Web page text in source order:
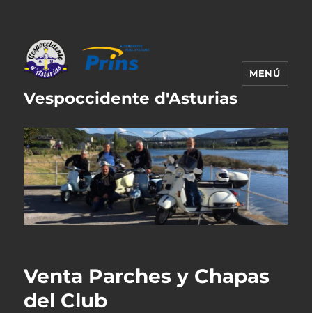
Vespoccidente d'Asturias
MENÚ
Venta Parches y Chapas
del Club